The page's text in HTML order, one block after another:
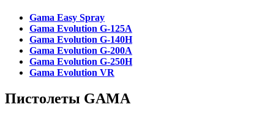
Gama Easy Spray
Gama Evolution G-125A
Gama Evolution G-140H
Gama Evolution G-200A
Gama Evolution G-250H
Gama Evolution VR
Пистолеты GAMA